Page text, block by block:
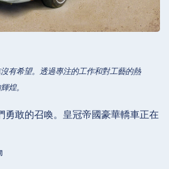
有希望。透過專注的工作和對工藝的熱
煌。
勇敢的召喚。皇冠帝國豪華轎車正在